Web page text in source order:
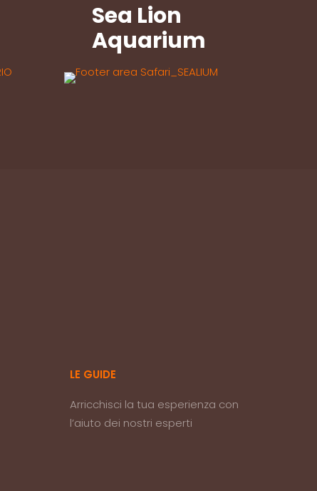
Sea Lion
Aquarium
LE GUIDE
Arricchisci la tua esperienza con
l’aiuto dei nostri esperti